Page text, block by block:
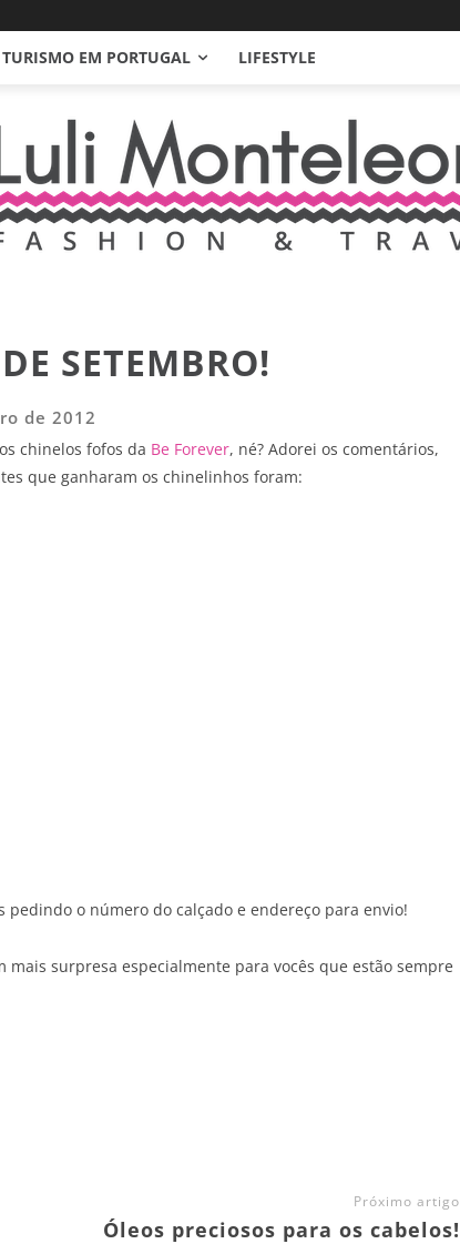
TURISMO EM PORTUGAL LIFESTYLE
SETEMBRO!
de 2012
chinelos fofos da Be Forever, né? Adorei os comentários,
que ganharam os chinelinhos foram:
pedindo o número do calçado e endereço para envio!
surpresa especialmente para vocês que estão sempre
Próximo artigo
Óleos preciosos para os cabelos!